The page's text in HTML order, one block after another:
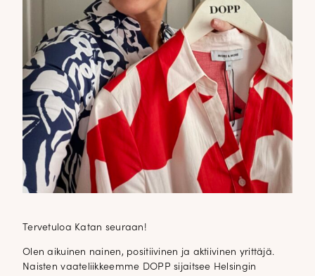
Tervetuloa Katan seuraan!
Olen aikuinen nainen, positiivinen ja aktiivinen yrittäjä.
Naisten vaateliikkeemme DOPP sijaitsee Helsingin